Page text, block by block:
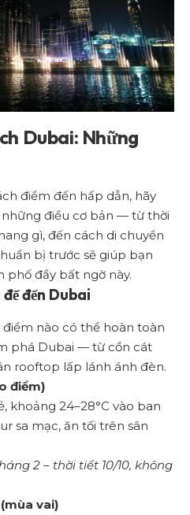
Dubai: Những
điểm đến hấp dẫn, hãy
điều cơ bản — từ thời
gì, đến cách di chuyển
bị trước sẽ giúp bạn
phố đầy bất ngờ này.
đến Dubai
nào có thể hoàn toàn
phá Dubai — từ cồn cát
rooftop lấp lánh ánh đèn.
điểm)
khoảng 24–28°C vào ban
sa mạc, ăn tối trên sân
2 – thời tiết 10/10, không
vai)